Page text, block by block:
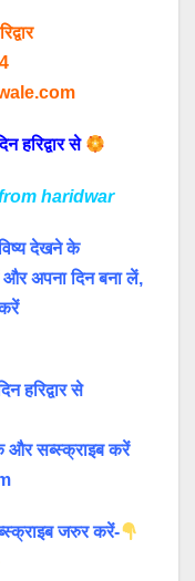
हरिद्वार से
haridwar
देखने के
अपना दिन बना लें,
हरिद्वार से
और सब्स्क्राइब करें
जरुर करें-